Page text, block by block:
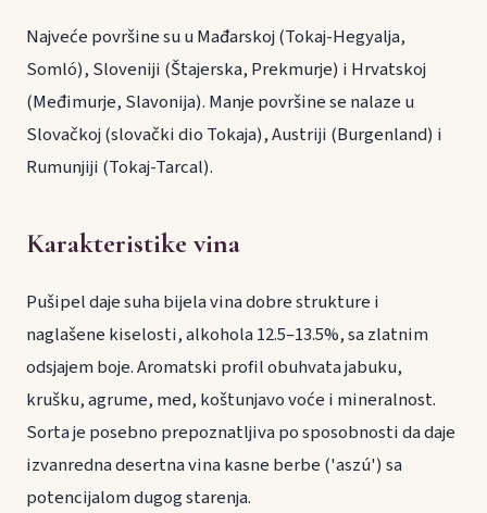
Najveće površine su u Mađarskoj (Tokaj-Hegyalja,
Somló), Sloveniji (Štajerska, Prekmurje) i Hrvatskoj
(Međimurje, Slavonija). Manje površine se nalaze u
Slovačkoj (slovački dio Tokaja), Austriji (Burgenland) i
Rumunjiji (Tokaj-Tarcal).
Karakteristike vina
Pušipel daje suha bijela vina dobre strukture i
naglašene kiselosti, alkohola 12.5–13.5%, sa zlatnim
odsjajem boje. Aromatski profil obuhvata jabuku,
krušku, agrume, med, koštunjavo voće i mineralnost.
Sorta je posebno prepoznatljiva po sposobnosti da daje
izvanredna desertna vina kasne berbe ('aszú') sa
potencijalom dugog starenja.